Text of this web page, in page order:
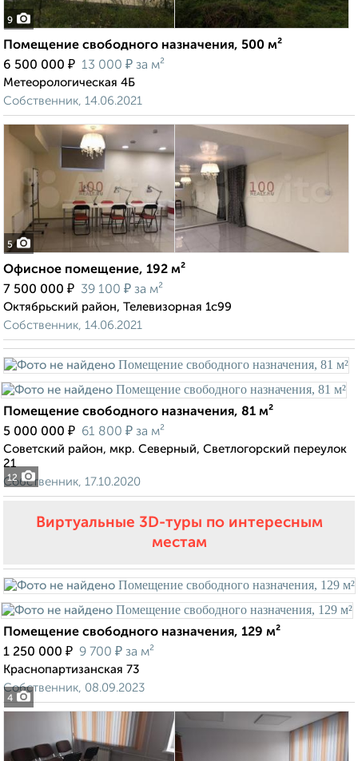
9
Помещение свободного назначения, 500 м²
6 500 000 ₽ 13 000 ₽ за м²
Метеорологическая 4Б
Собственник, 14.06.2021
5
Офисное помещение, 192 м²
7 500 000 ₽ 39 100 ₽ за м²
Октябрьский район, Телевизорная 1с99
Собственник, 14.06.2021
12
Помещение свободного назначения, 81 м²
5 000 000 ₽ 61 800 ₽ за м²
Советский район, мкр. Северный, Светлогорский переулок
21
Собственник, 17.10.2020
Виртуальные 3D-туры по интересным
местам
4
Помещение свободного назначения, 129 м²
1 250 000 ₽ 9 700 ₽ за м²
Краснопартизанская 73
Собственник, 08.09.2023